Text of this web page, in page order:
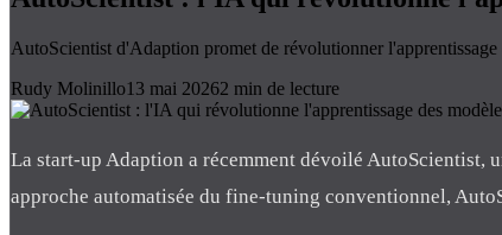
AutoScientist d'Adaption promet de révolutionner
Rudy Molinillo13 mai 20262 min de lecture
La start-up Adaption a récemment dévoilé AutoScientist,
approche automatisée du fine-tuning conventionnel,